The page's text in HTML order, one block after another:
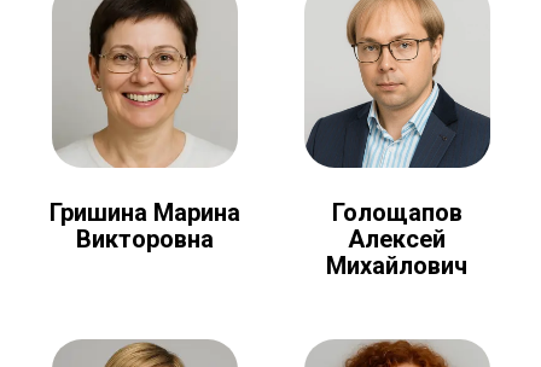
Гришина Марина
Викторовна
Голощапов
Алексей
Михайлович